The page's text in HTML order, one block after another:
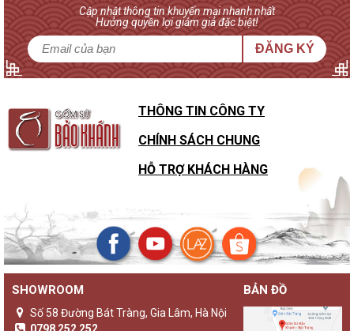
Cập nhật thông tin khuyến mại nhanh nhất
Hưởng quyền lợi giảm giá đặc biệt!
ĐĂNG KÝ
THÔNG TIN CÔNG TY
CHÍNH SÁCH CHUNG
HỖ TRỢ KHÁCH HÀNG
SHOWROOM
Số 58 Đường Bát Tràng, Gia Lâm, Hà Nội
BẢN ĐỒ